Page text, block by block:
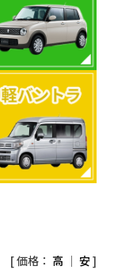
[ 価格： 高 ｜ 安]